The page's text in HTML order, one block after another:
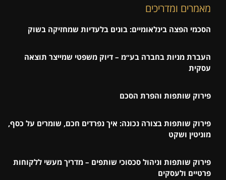
מאמרים ומדריכים
הסכמי הפצה בינלאומיים: בונים בלעדיות שמחזיקה בשוק
העברת מניות בחברה בע״מ – דיוק משפטי שמייצר תוצאה
עסקית
פירוק שותפות והפרת הסכם
פירוק שותפות בצורה נכונה: איך נפרדים חכם, שומרים על כסף,
מוניטין ושקט
פירוק שותפות וניהול סכסוכי שותפים – מדריך מעשי ללקוחות
פרטיים ולעסקים